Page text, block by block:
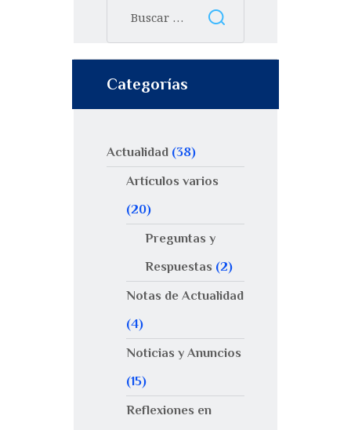
Categorías
Actualidad (38)
Artículos varios
(20)
Preguntas y
Respuestas (2)
Notas de Actualidad
(4)
Noticias y Anuncios
(15)
Reflexiones en